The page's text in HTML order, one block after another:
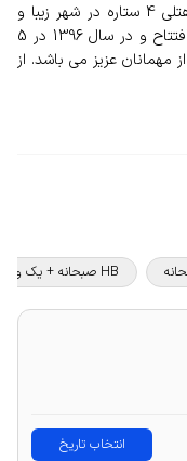
❇️ هتل تماشا سرعین - Tamasha Hotel - هتلی 4 ستاره در شهر زیبا و
توریستی سرعین می‌باشد. هتل در سال 1389 افتتاح و در سال 1396 در 5
از مهمانان عزیز می باشد. از
HB صبحانه + یک وعده غذا
انتخاب تاریخ